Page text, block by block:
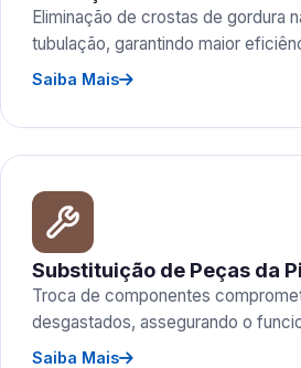
Eliminação de crostas de gordura
tubulação, garantindo maior
Saiba Mais
Substituição de Peças da
Troca de componentes
desgastados, assegurando o
Saiba Mais